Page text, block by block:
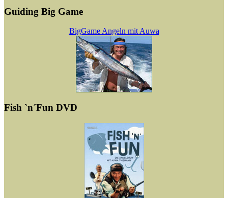
Guiding Big Game
BigGame Angeln mit Auwa
Fish `n´Fun DVD